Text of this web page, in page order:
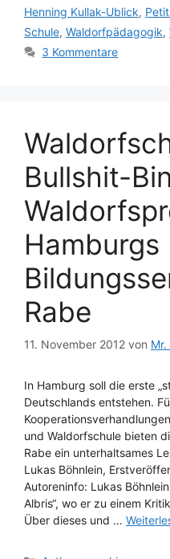
Henning Kullak-Ublick,
Schule, Waldorfpädagogik,
3 Kommentare
Bullshit-
Hamburgs
Rabe
11. November 2012 von
In Hamburg soll die erste
Deutschlands entstehen.
und Waldorfschule bieten
Rabe ein unterhaltsames
Lukas Böhnlein,
Autoreninfo: Lukas
Albris“, wo er zu einem
Über dieses und …